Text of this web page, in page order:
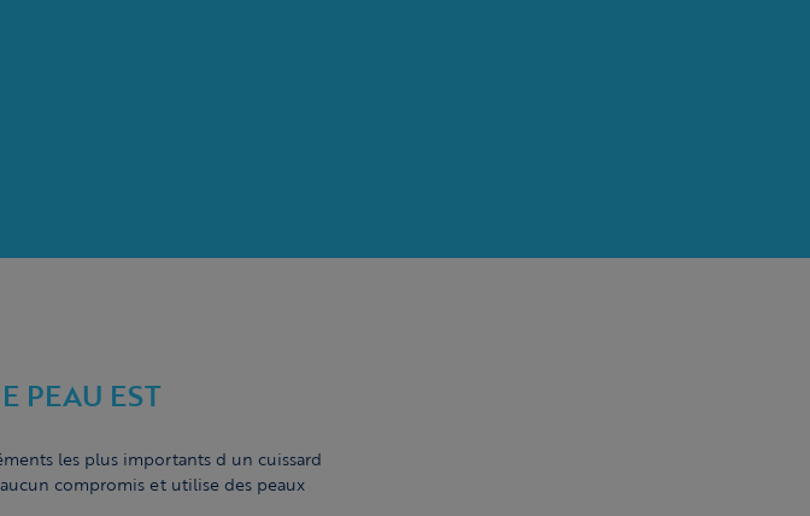
PEAU EST
les plus importants d un cuissard
compromis et utilise des peaux